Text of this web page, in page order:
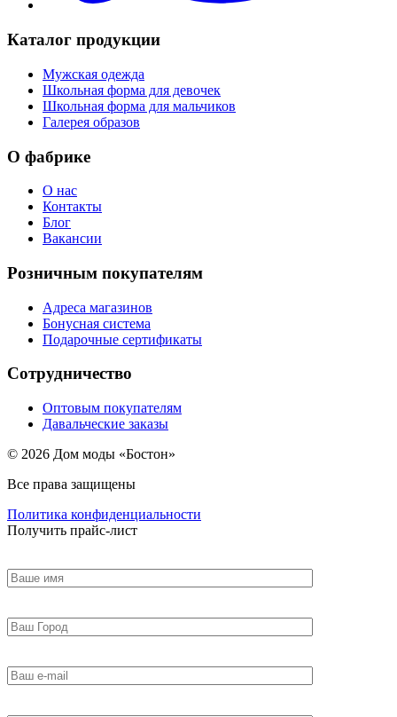
Каталог продукции
Мужская одежда
Школьная форма для девочек
Школьная форма для мальчиков
Галерея образов
О фабрике
О нас
Контакты
Блог
Вакансии
Розничным покупателям
Адреса магазинов
Бонусная система
Подарочные сертификаты
Сотрудничество
Оптовым покупателям
Давальческие заказы
© 2026 Дом моды «Бостон»
Все права защищены
Политика конфиденциальности
Получить прайс-лист